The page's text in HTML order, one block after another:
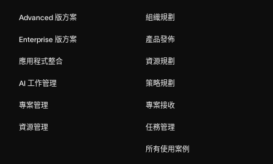
Advanced 版方案
Enterprise 版方案
應用程式整合
AI 工作管理
專案管理
資源管理
組織規劃
產品發佈
資源規劃
策略規劃
專案接收
任務管理
所有使用案例